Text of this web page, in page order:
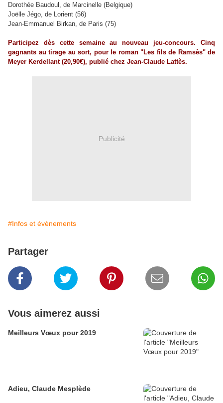
Dorothée Baudoul, de Marcinelle (Belgique)
Joëlle Jégo, de Lorient (56)
Jean-Emmanuel Birkan, de Paris (75)
Participez dès cette semaine au nouveau jeu-concours. Cinq
gagnants au tirage au sort, pour le roman "Les fils de Ramsès" de
Meyer Kerdellant (20,90€), publié chez Jean-Claude Lattès.
Publicité
#Infos et évènements
Partager
Vous aimerez aussi
Meilleurs Vœux pour 2019
Adieu, Claude Mesplède